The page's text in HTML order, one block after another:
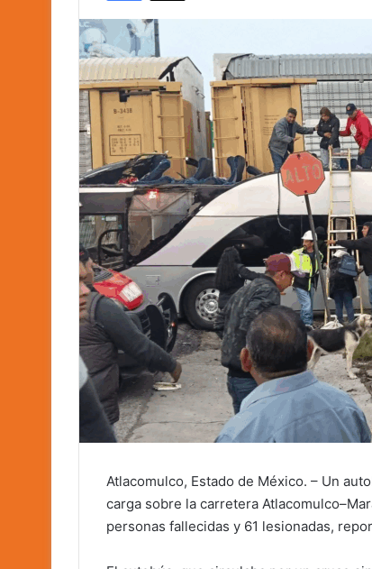
Atlacomulco, Estado de México. – Un
carga sobre la carretera
personas fallecidas y 61 lesionadas,